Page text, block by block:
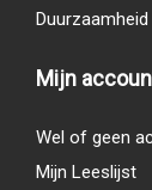
Duurzaamheid
Mijn
Wel of geen
Mijn Leeslijst